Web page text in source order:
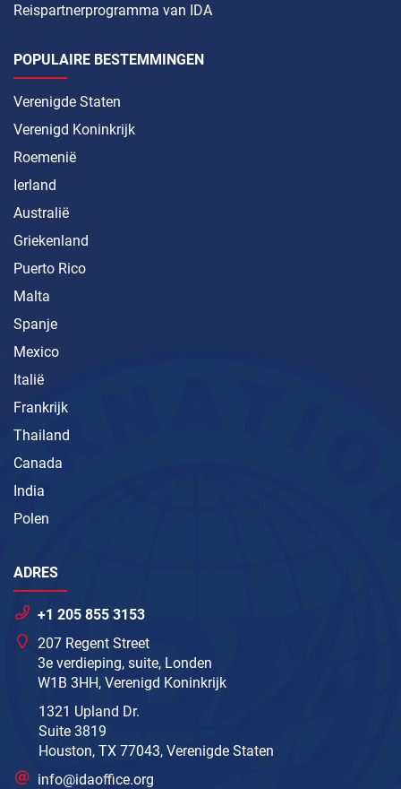
Reispartnerprogramma van IDA
POPULAIRE BESTEMMINGEN
Verenigde Staten
Verenigd Koninkrijk
Roemenië
Ierland
Australië
Griekenland
Puerto Rico
Malta
Spanje
Mexico
Italië
Frankrijk
Thailand
Canada
India
Polen
ADRES
+1 205 855 3153
207 Regent Street
3e verdieping, suite, Londen
W1B 3HH, Verenigd Koninkrijk
1321 Upland Dr.
Suite 3819
Houston, TX 77043, Verenigde Staten
info@idaoffice.org